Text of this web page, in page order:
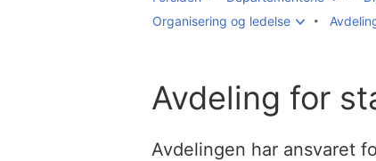
Organisering og ledelse
Avdeling for
Avdelingen har ansvaret